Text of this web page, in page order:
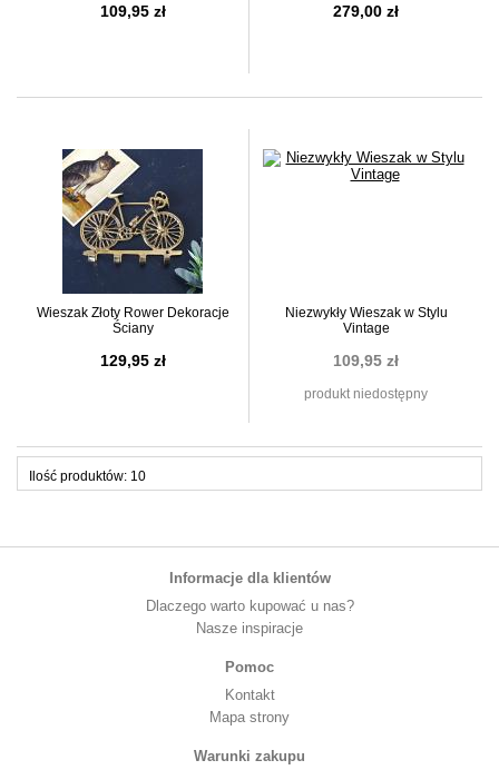
109,95 zł 279,00 zł
Wieszak Złoty Rower Dekoracje
Ściany
129,95 zł
Niezwykły Wieszak w Stylu
Vintage
109,95 zł
produkt niedostępny
Ilość produktów: 10
Informacje dla klientów
Dlaczego warto kupować u nas?
Nasze inspiracje
Pomoc
Kontakt
Mapa strony
Warunki zakupu